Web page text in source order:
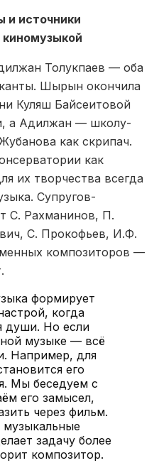
и источники
Толукпаев — оба
Шырын окончила
Куляш Байсеитовой
а Адилжан — школу-
как скрипач.
как
их творчества всегда
Супругов-
С. Рахманинов, П.
С. Прокофьев, И.Ф.
композиторов —
формирует
когда
души. Но если
музыке — всё
Например, для
его
Мы беседуем с
его замысел,
через фильм.
задачу более
композитор.